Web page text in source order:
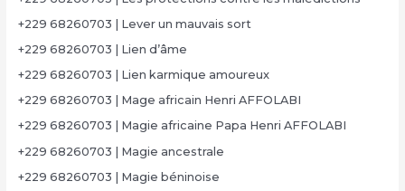
+229 68260703 | Lever un mauvais sort
+229 68260703 | Lien d’âme
+229 68260703 | Lien karmique amoureux
+229 68260703 | Mage africain Henri AFFOLABI
+229 68260703 | Magie africaine Papa Henri AFFOLABI
+229 68260703 | Magie ancestrale
+229 68260703 | Magie béninoise